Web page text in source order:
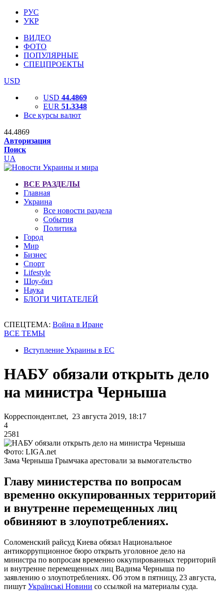
РУС
УКР
ВИДЕО
ФОТО
ПОПУЛЯРНЫЕ
СПЕЦПРОЕКТЫ
USD
USD 44.4869
EUR 51.3348
Все курсы валют
44.4869
Авторизация
Поиск
UA
ВСЕ РАЗДЕЛЫ
Главная
Украина
Все новости раздела
События
Политика
Город
Мир
Бизнес
Спорт
Lifestyle
Шоу-биз
Наука
БЛОГИ ЧИТАТЕЛЕЙ
СПЕЦТЕМА: Война в Иране
ВСЕ ТЕМЫ
Вступление Украины в ЕС
НАБУ обязали открыть дело
на министра Черныша
Корреспондент.net, 23 августа 2019, 18:17
4
2581
Фото: LIGA.net
Зама Черныша Грымчака арестовали за вымогательство
Главу министерства по вопросам
временно оккупированных территорий
и внутренне перемещенных лиц
обвиняют в злоупотреблениях.
Соломенский райсуд Киева обязал Национальное
антикоррупционное бюро открыть уголовное дело на
министра по вопросам временно оккупированных территорий
и внутренне перемещенных лиц Вадима Черныша по
заявлению о злоупотреблениях. Об этом в пятницу, 23 августа,
пишут Українськi Новини со ссылкой на материалы суда.